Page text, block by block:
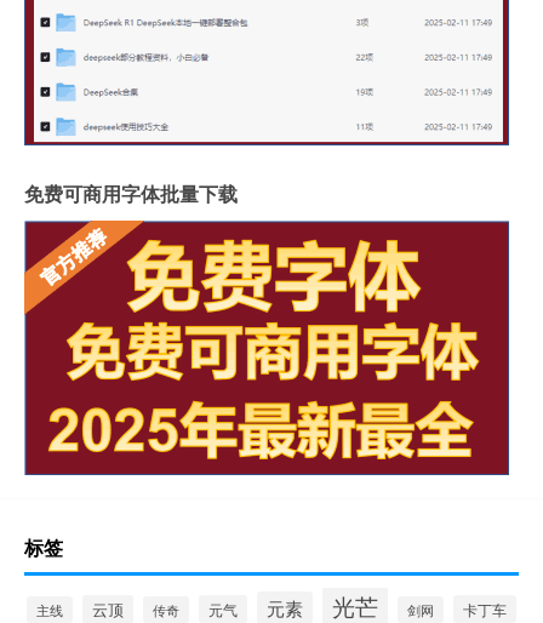
免费可商用字体批量下载
标签
主线 云顶 传奇 元气 元素 光芒 剑网 卡丁车